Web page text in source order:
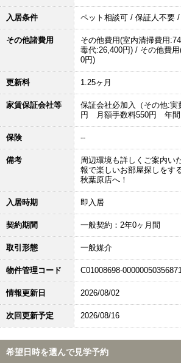
入居条件 ペット相談可 / 保証人不要
その他諸費用
その他費用(室内清掃費用
毒代:26,400円) / その他費
0円)
更新料 1.25ヶ月
家賃保証会社等
保証会社必加入（その他:
円 月額手数料550円 年間
保険 --
備考
周辺環境も詳しくご案内い
報で楽しいお部屋探しをす
秋葉原店へ！
入居時期 即入居
契約期間 一般契約：2年0ヶ月間
取引形態 一般媒介
物件管理コード C01008698-
情報更新日 2026/08/02
次回更新予定 2026/08/16
希望日時を選んで見学予約